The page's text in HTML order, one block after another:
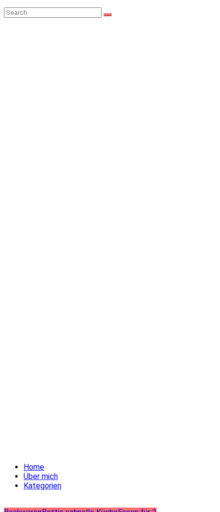
Home
Über mich
Kategorien